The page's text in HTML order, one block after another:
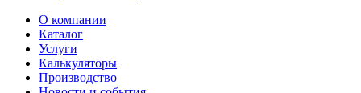
О компании
Каталог
Услуги
Калькуляторы
Производство